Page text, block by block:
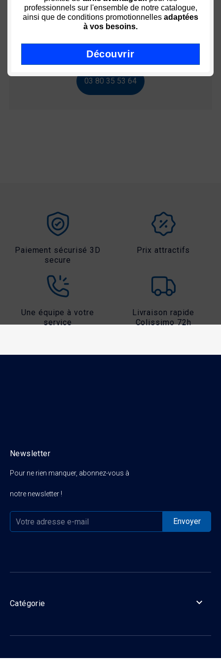
Conseil ? Aide ? Utiliser ?
03 80 35 53 64
Paiement sécurisé 3D
secure
Prix attractifs
Une équipe à votre
service
Livraison rapide
Colissimo 72h
Pour ne rien manquer, abonnez-vous à
notre newsletter !
Newsletter
Catégorie 
professionnels sur l'ensemble de notre catalogue,
ainsi que de conditions promotionnelles adaptées
à vos besoins.
Découvrir